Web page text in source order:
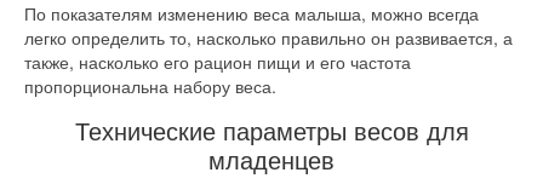
По показателям изменению веса малыша, можно всегда
легко определить то, насколько правильно он развивается, а
также, насколько его рацион пищи и его частота
пропорциональна набору веса.
Технические параметры весов для
младенцев